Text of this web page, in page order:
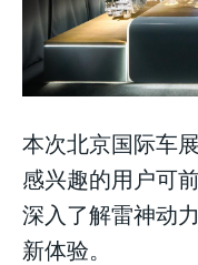
本次北京国际车
感兴趣的用户可
深入了解雷神动
新体验。